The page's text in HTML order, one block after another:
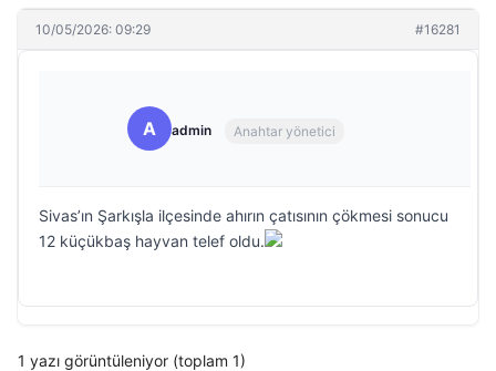
10/05/2026: 09:29 #16281
A admin Anahtar yönetici
Sivas’ın Şarkışla ilçesinde ahırın çatısının çökmesi sonucu
12 küçükbaş hayvan telef oldu.
1 yazı görüntüleniyor (toplam 1)